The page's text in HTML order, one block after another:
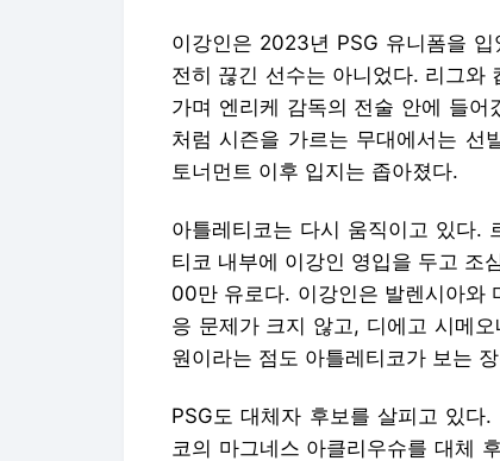
이강인은 2023년 PSG 유니폼을
전히 끊긴 선수는 아니었다. 리그와
가며 엔리케 감독의 전술 안에 들어
처럼 시즌을 가르는 무대에서는 선
토너먼트 이후 입지는 좁아졌다.
아틀레티코는 다시 움직이고 있다.
티코 내부에 이강인 영입을 두고 조
00만 유로다. 이강인은 발렌시아와
응 문제가 크지 않고, 디에고 시메
원이라는 점도 아틀레티코가 보는
PSG도 대체자 후보를 살피고 있다
코의 마그네스 아클리우슈를 대체